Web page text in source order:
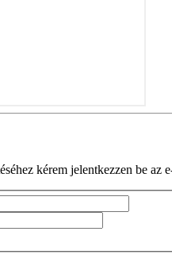
kérem jelentkezzen be az